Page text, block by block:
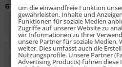
GTIN / EAN:
Beschreibung
um die einwandfreie Funktion
gewährleisten, Inhalte und
Funktionen für soziale Medien
Zugriffe auf unserer Website zu
wir Informationen zu Ihrer
unsere Partner für soziale Medien,
weiter. Dies umfasst auch die
Nutzungsprofile. Unsere Partner
Advertising Products) führen